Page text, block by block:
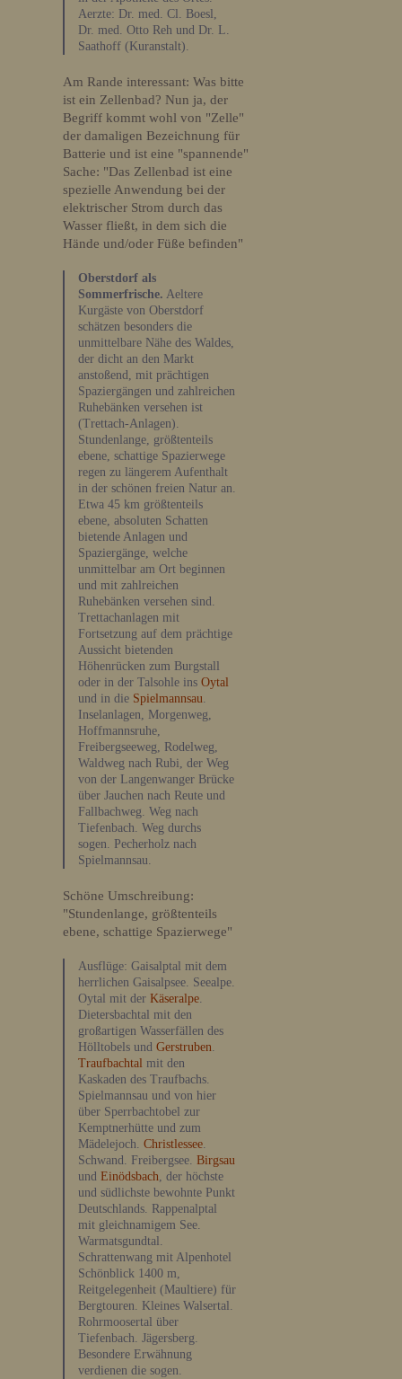
Aerzte: Dr. med. Cl. Boesl,
Dr. med. Otto Reh und Dr. L.
Saathoff (Kuranstalt).
Am Rande interessant: Was bitte
ist ein Zellenbad? Nun ja, der
Begriff kommt wohl von "Zelle"
der damaligen Bezeichnung für
Batterie und ist eine "spannende"
Sache: "Das Zellenbad ist eine
spezielle Anwendung bei der
elektrischer Strom durch das
Wasser fließt, in dem sich die
Hände und/oder Füße befinden"
Oberstdorf als
Sommerfrische. Aeltere
Kurgäste von Oberstdorf
schätzen besonders die
unmittelbare Nähe des Waldes,
der dicht an den Markt
anstoßend, mit prächtigen
Spaziergängen und zahlreichen
Ruhebänken versehen ist
(Trettach-Anlagen).
Stundenlange, größtenteils
ebene, schattige Spazierwege
regen zu längerem Aufenthalt
in der schönen freien Natur an.
Etwa 45 km größtenteils
ebene, absoluten Schatten
bietende Anlagen und
Spaziergänge, welche
unmittelbar am Ort beginnen
und mit zahlreichen
Ruhebänken versehen sind.
Trettachanlagen mit
Fortsetzung auf dem prächtige
Aussicht bietenden
Höhenrücken zum Burgstall
oder in der Talsohle ins Oytal
und in die Spielmannsau.
Inselanlagen, Morgenweg,
Hoffmannsruhe,
Freibergseeweg, Rodelweg,
Waldweg nach Rubi, der Weg
von der Langenwanger Brücke
über Jauchen nach Reute und
Fallbachweg. Weg nach
Tiefenbach. Weg durchs
sogen. Pecherholz nach
Spielmannsau.
Schöne Umschreibung:
"Stundenlange, größtenteils
ebene, schattige Spazierwege"
Ausflüge: Gaisalptal mit dem
herrlichen Gaisalpsee. Seealpe.
Oytal mit der Käseralpe.
Dietersbachtal mit den
großartigen Wasserfällen des
Hölltobels und Gerstruben.
Traufbachtal mit den
Kaskaden des Traufbachs.
Spielmannsau und von hier
über Sperrbachtobel zur
Kemptnerhütte und zum
Mädelejoch. Christlessee.
Schwand. Freibergsee. Birgsau
und Einödsbach, der höchste
und südlichste bewohnte Punkt
Deutschlands. Rappenalptal
mit gleichnamigem See.
Warmatsgundtal.
Schrattenwang mit Alpenhotel
Schönblick 1400 m,
Reitgelegenheit (Maultiere) für
Bergtouren. Kleines Walsertal.
Rohrmoosertal über
Tiefenbach. Jägersberg.
Besondere Erwähnung
verdienen die sogen.